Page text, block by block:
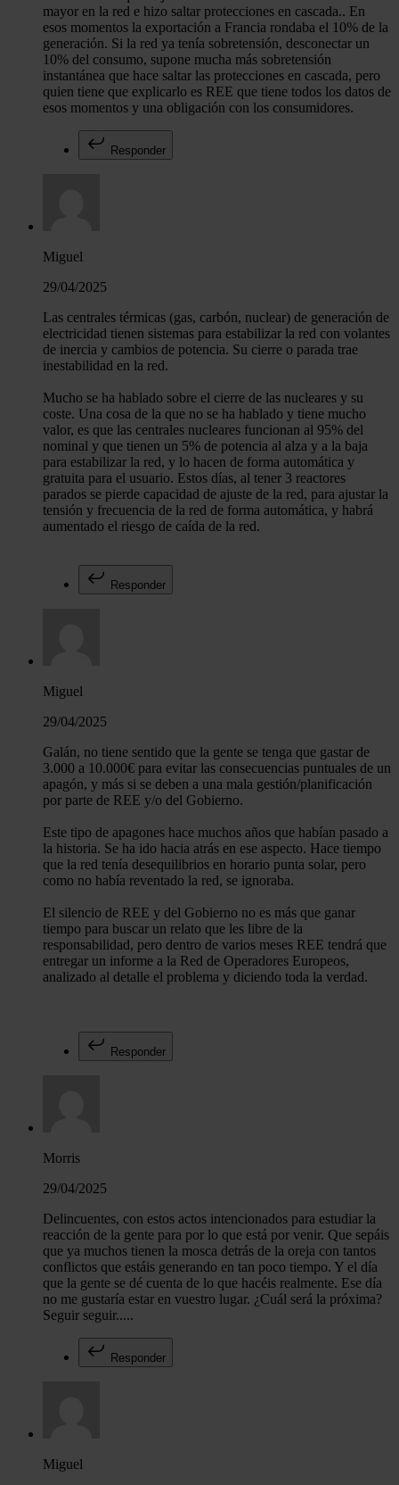
mayor en la red e hizo saltar protecciones en cascada.. En
esos momentos la exportación a Francia rondaba el 10% de la
generación. Si la red ya tenía sobretensión, desconectar un
10% del consumo, supone mucha más sobretensión
instantánea que hace saltar las protecciones en cascada, pero
quien tiene que explicarlo es REE que tiene todos los datos de
esos momentos y una obligación con los consumidores.
Responder
Miguel
29/04/2025
Las centrales térmicas (gas, carbón, nuclear) de generación de
electricidad tienen sistemas para estabilizar la red con volantes
de inercia y cambios de potencia. Su cierre o parada trae
inestabilidad en la red.
Mucho se ha hablado sobre el cierre de las nucleares y su
coste. Una cosa de la que no se ha hablado y tiene mucho
valor, es que las centrales nucleares funcionan al 95% del
nominal y que tienen un 5% de potencia al alza y a la baja
para estabilizar la red, y lo hacen de forma automática y
gratuita para el usuario. Estos días, al tener 3 reactores
parados se pierde capacidad de ajuste de la red, para ajustar la
tensión y frecuencia de la red de forma automática, y habrá
aumentado el riesgo de caída de la red.
Responder
Miguel
29/04/2025
Galán, no tiene sentido que la gente se tenga que gastar de
3.000 a 10.000€ para evitar las consecuencias puntuales de un
apagón, y más si se deben a una mala gestión/planificación
por parte de REE y/o del Gobierno.
Este tipo de apagones hace muchos años que habían pasado a
la historia. Se ha ido hacia atrás en ese aspecto. Hace tiempo
que la red tenía desequilibrios en horario punta solar, pero
como no había reventado la red, se ignoraba.
El silencio de REE y del Gobierno no es más que ganar
tiempo para buscar un relato que les libre de la
responsabilidad, pero dentro de varios meses REE tendrá que
entregar un informe a la Red de Operadores Europeos,
analizado al detalle el problema y diciendo toda la verdad.
Responder
Morris
29/04/2025
Delincuentes, con estos actos intencionados para estudiar la
reacción de la gente para por lo que está por venir. Que sepáis
que ya muchos tienen la mosca detrás de la oreja con tantos
conflictos que estáis generando en tan poco tiempo. Y el día
que la gente se dé cuenta de lo que hacéis realmente. Ese día
no me gustaría estar en vuestro lugar. ¿Cuál será la próxima?
Seguir seguir.....
Responder
Miguel